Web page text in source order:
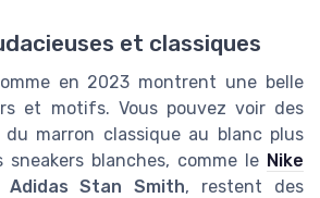
et classiques
en 2023 montrent une belle
et motifs. Vous pouvez voir des
du marron classique au blanc plus
sneakers blanches, comme le Nike
Adidas Stan Smith, restent des